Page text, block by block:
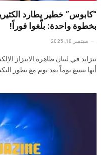
“كابوس” خطير يطارد
بخطوة واحدة: بلّغوا فوراً!
سبتمبر 10, 2025
تتزايد في لبنان ظاهرة الابتزاز
أنها تتسع يوماً بعد يوم مع تطور